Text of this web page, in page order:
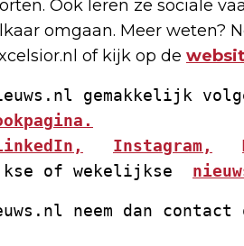
Ook leren ze sociale
omgaan. Meer weten?
of kijk op de
gemakkelijk
Instagram,
of wekelijkse
neem dan contact